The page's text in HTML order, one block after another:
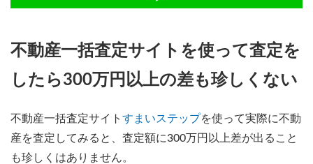
不動産一括査定サイトを使って査定を
したら300万円以上の差も珍しくない
不動産一括査定サイト すまいステップを使って実際に不動
産を査定してみると、査定額に300万円以上差が出ること
も珍しくはありません。